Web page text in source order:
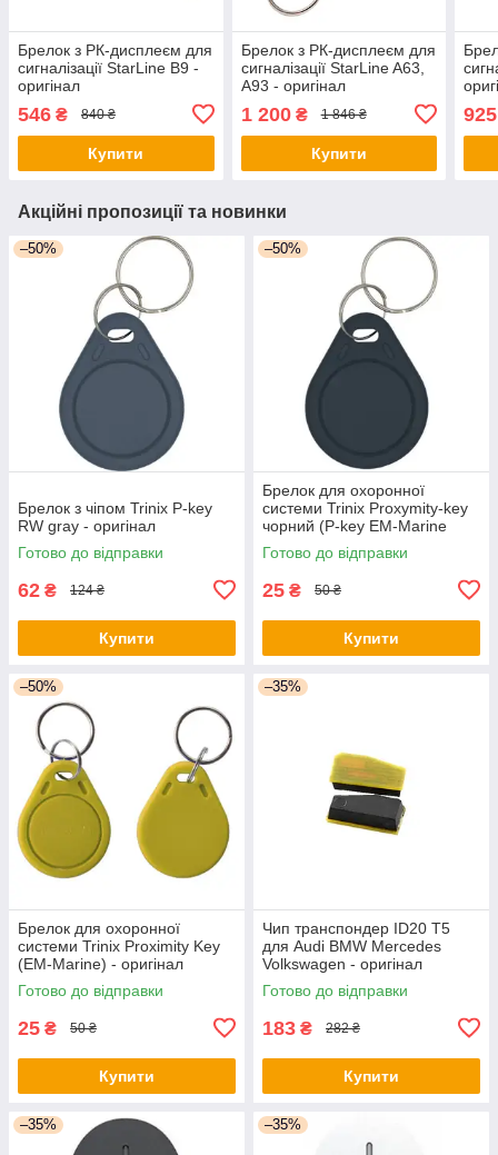
Брелок з РК-дисплеєм для
сигналізації StarLine B9 -
оригінал
546 ₴ 840 ₴
Купити
Брелок з РК-дисплеєм для
сигналізації StarLine A63,
A93 - оригінал
1 200₴ 1 846 ₴
Купити
925
Акційні пропозиції та новинки
–50%
Брелок з чіпом Trinix P-key
RW gray - оригінал
Готово до відправки
62 ₴ 124 ₴
Купити
–50%
Брелок для охоронної
системи Trinix Proxymity-key
чорний (P-key EM-Marine
чорний) - оригінал
Готово до відправки
25 ₴ 50 ₴
Купити
–50%
Брелок для охоронної
системи Trinix Proximity Key
(EM-Marine) - оригінал
Готово до відправки
25 ₴ 50 ₴
Купити
–35%
Чип транспондер ID20 T5
для Audi BMW Mercedes
Volkswagen - оригінал
Готово до відправки
183 ₴ 282 ₴
Купити
–35% –35%